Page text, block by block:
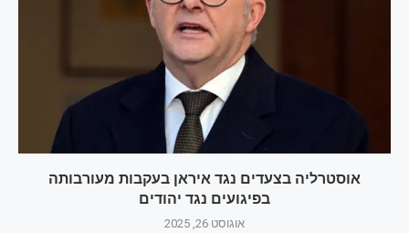
אוסטרליה בצעדים נגד איראן בעקבות מעורבותה
בפיגועים נגד יהודים
אוגוסט 26, 2025